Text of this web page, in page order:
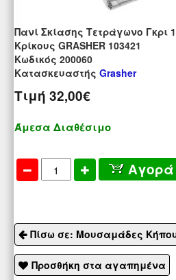
Πανί Σκίασης Τετράγωνο Γκρι
Κρίκους GRASHER 103421
Kωδικός 200060
Κατασκευαστής Grasher
Τιμή 32,00€
Άμεσα Διαθέσιμο
Αγορά
Πίσω σε: Μουσαμάδες
Προσθήκη στα αγαπημένα